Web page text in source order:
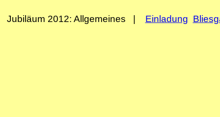
Jubiläum 2012: Allgemeines | Einladung